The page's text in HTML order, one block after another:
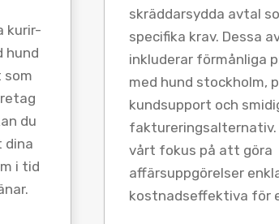
kurir-
hund
som
du
dina
i tid
skräddarsydda avtal
specifika krav. Dessa
inkluderar förmånliga
med hund stockholm,
kundsupport och
vårt fokus på att göra
affärsuppgörelser
kostnadseffektiva för